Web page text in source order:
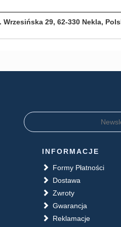
Wrzesińska 29, 62-330 Nekla,
INFORMACJE
Formy Płatności
Dostawa
Zwroty
Gwarancja
Reklamacje